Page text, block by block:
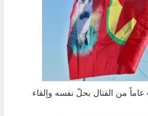
حزب العمال الكردستاني ينهي 40 عاماً من القتال بحلّ نفسه وإلقاء